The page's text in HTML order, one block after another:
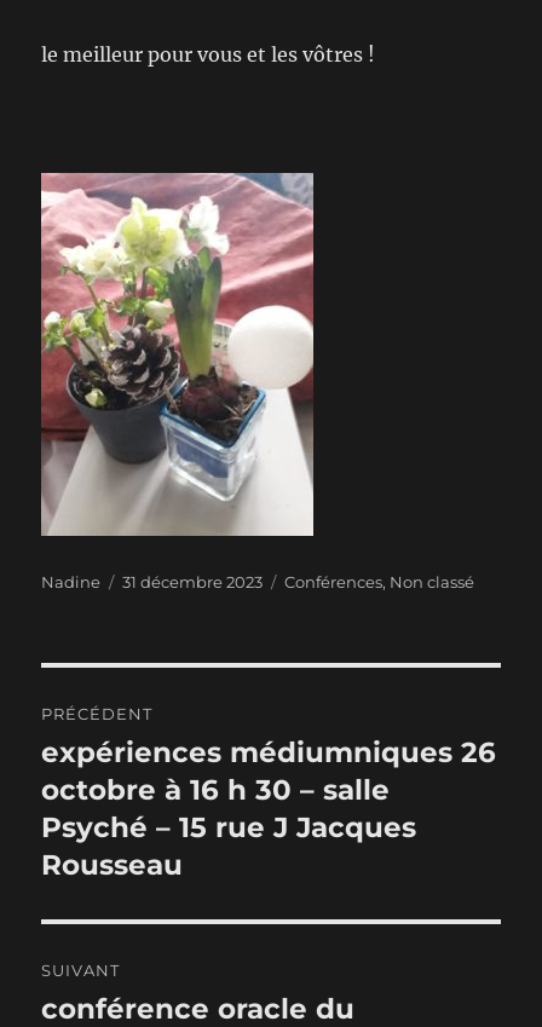
le meilleur pour vous et les vôtres !
Auteur
Nadine
Publié
31 décembre 2023 Catégories
Conférences, Non classé
de
l’article
PRÉCÉDENT
Publication
précédente :
expériences médiumniques 26
octobre à 16 h 30 – salle
Psyché – 15 rue J Jacques
Rousseau
SUIVANT
Publication
conférence oracle du